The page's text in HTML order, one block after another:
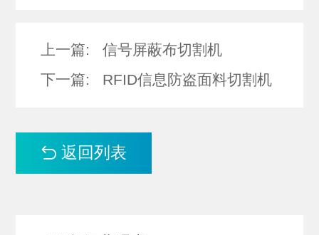
上一篇:
信号屏蔽布切割机
下一篇:
RFID信息防盗面料切割机
返回列表